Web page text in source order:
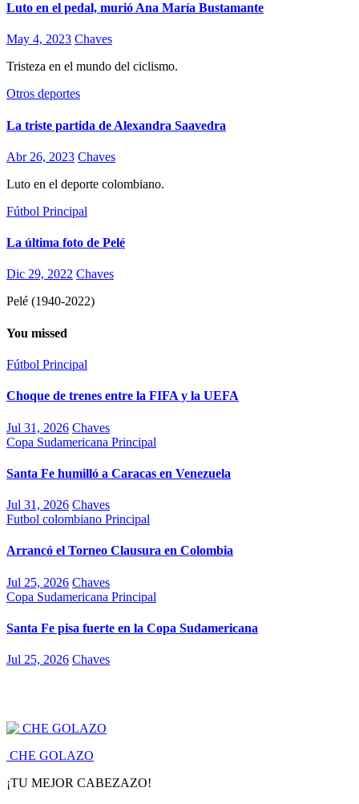
Luto en el pedal, murió Ana María Bustamante
May 4, 2023 Chaves
Tristeza en el mundo del ciclismo.
Otros deportes
La triste partida de Alexandra Saavedra
Abr 26, 2023 Chaves
Luto en el deporte colombiano.
Fútbol Principal
La última foto de Pelé
Dic 29, 2022 Chaves
Pelé (1940-2022)
You missed
Fútbol Principal
Choque de trenes entre la FIFA y la UEFA
Jul 31, 2026 Chaves
Copa Sudamericana Principal
Santa Fe humilló a Caracas en Venezuela
Jul 31, 2026 Chaves
Futbol colombiano Principal
Arrancó el Torneo Clausura en Colombia
Jul 25, 2026 Chaves
Copa Sudamericana Principal
Santa Fe pisa fuerte en la Copa Sudamericana
Jul 25, 2026 Chaves
CHE GOLAZO
¡TU MEJOR CABEZAZO!